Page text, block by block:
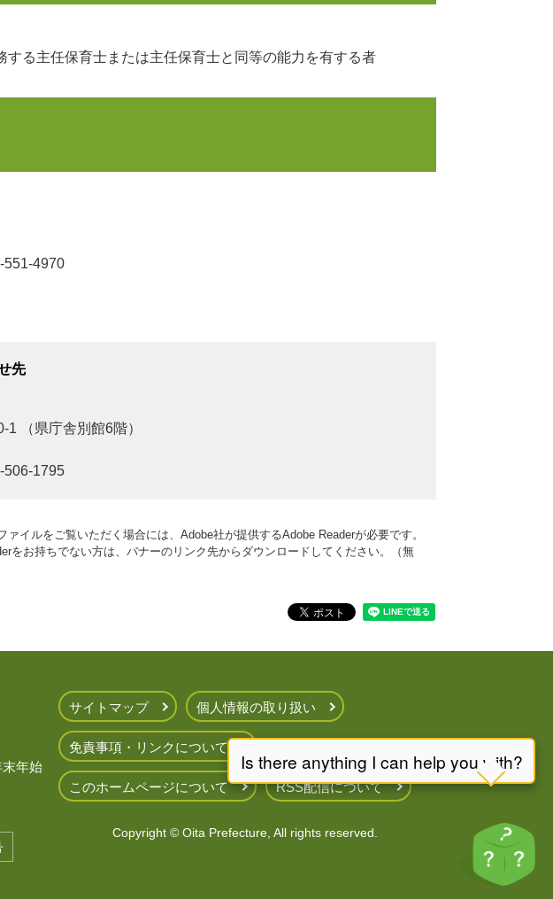
する主任保育士または主任保育士と同等の能力を有する者
4970
先
1 （県庁舎別館6階）
506-1795
ァイルをご覧いただく場合には、Adobe社が提供するAdobe Readerが必要です。
をお持ちでない方は、バナーのリンク先からダウンロードしてください。（無
年始
サイトマップ 個人情報の取り扱い
免責事項・リンクについて
このホームページについて RSS配信について
Copyright © Oita Prefecture, All rights reserved.